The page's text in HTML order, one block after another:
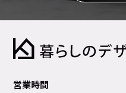
営業時間